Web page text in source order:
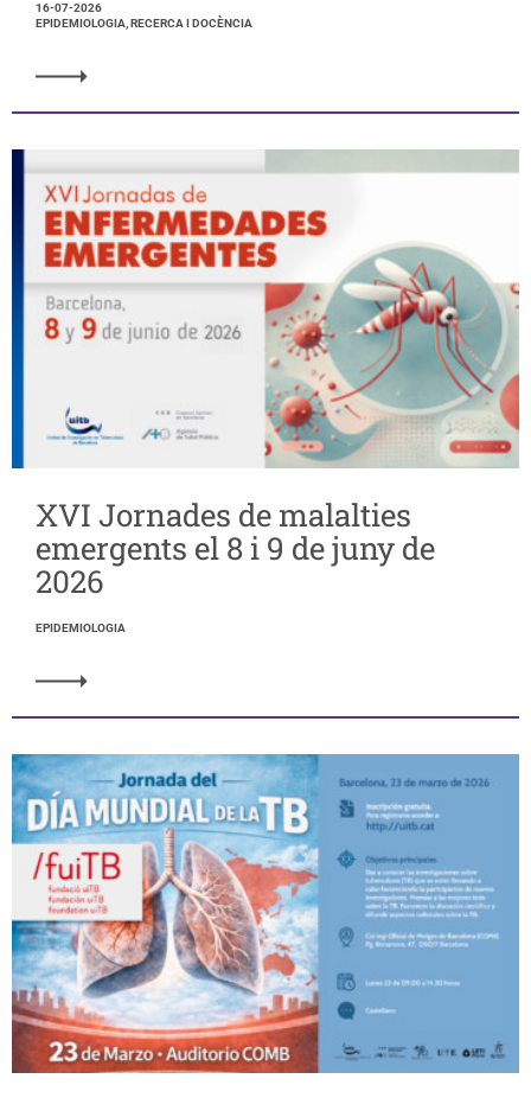
16-07-2026
EPIDEMIOLOGIA, RECERCA I DOCÈNCIA
XVI Jornades de malalties
emergents el 8 i 9 de juny de
2026
EPIDEMIOLOGIA